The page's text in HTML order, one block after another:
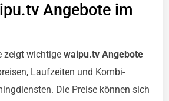
Angebote im
zeigt wichtige waipu.tv Angebote
Laufzeiten und Kombi-
Die Preise können sich